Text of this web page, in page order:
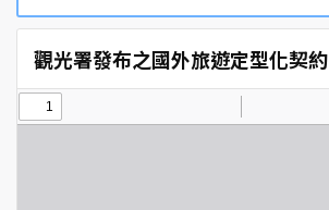
觀光署發布之國外旅遊定型化契約